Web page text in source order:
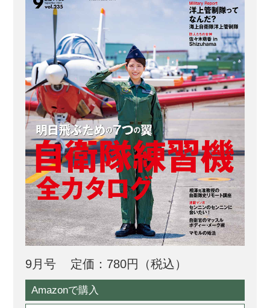
『くまの』や『のしろ』のほか、さら
に数隻のFFMが建造中だ。 新型護衛艦
が誕生...
9月号 定価：780円（税込）
Amazonで購入